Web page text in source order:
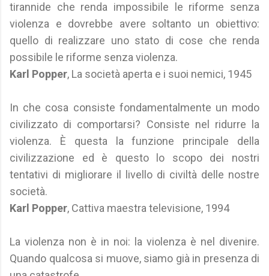
tirannide che renda impossibile le riforme senza
violenza e dovrebbe avere soltanto un obiettivo:
quello di realizzare uno stato di cose che renda
possibile le riforme senza violenza.
Karl Popper, La società aperta e i suoi nemici, 1945
In che cosa consiste fondamentalmente un modo
civilizzato di comportarsi? Consiste nel ridurre la
violenza. È questa la funzione principale della
civilizzazione ed è questo lo scopo dei nostri
tentativi di migliorare il livello di civiltà delle nostre
società.
Karl Popper, Cattiva maestra televisione, 1994
La violenza non è in noi: la violenza è nel divenire.
Quando qualcosa si muove, siamo già in presenza di